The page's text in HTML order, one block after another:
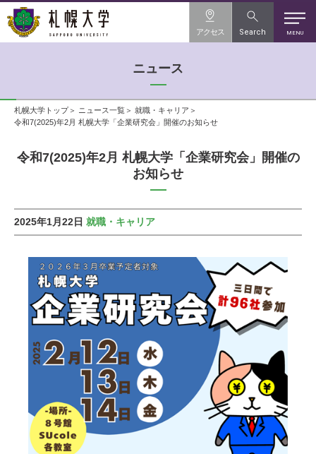
MENU
アクセス Search
ニュース
札幌大学トップ ニュース一覧
就職・キャリア
令和7(2025)年2月 札幌大学「企業研究会」開催のお知らせ
令和7(2025)年2月 札幌大学「企業研究会」開催の
お知らせ
2025年1月22日 就職・キャリア